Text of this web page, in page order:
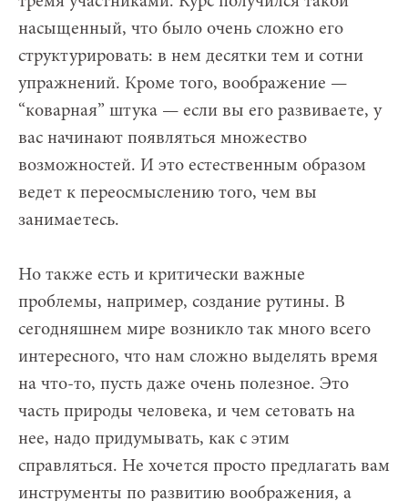
насыщенный, что было очень сложно его
структурировать: в нем десятки тем и сотни
упражнений. Кроме того, воображение —
“коварная” штука — если вы его развиваете, у
вас начинают появляться множество
возможностей. И это естественным образом
ведет к переосмыслению того, чем вы
занимаетесь.
Но также есть и критически важные
проблемы, например, создание рутины. В
сегодняшнем мире возникло так много всего
интересного, что нам сложно выделять время
на что-то, пусть даже очень полезное. Это
часть природы человека, и чем сетовать на
нее, надо придумывать, как с этим
справляться. Не хочется просто предлагать вам
инструменты по развитию воображения, а